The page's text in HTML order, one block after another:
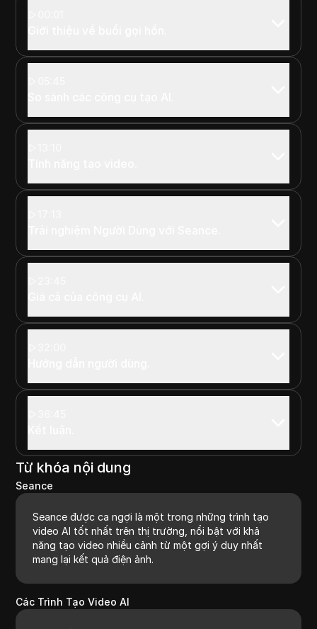
Từ khóa nội dung
Seance
Seance được ca ngợi là một trong những trình tạo
video AI tốt nhất trên thị trường, nổi bật với khả
năng tạo video nhiều cảnh từ một gợi ý duy nhất
mang lại kết quả điện ảnh.
Các Trình Tạo Video AI